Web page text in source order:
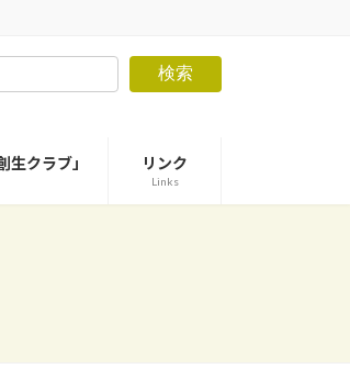
検索
クラブ」 リンク
Links